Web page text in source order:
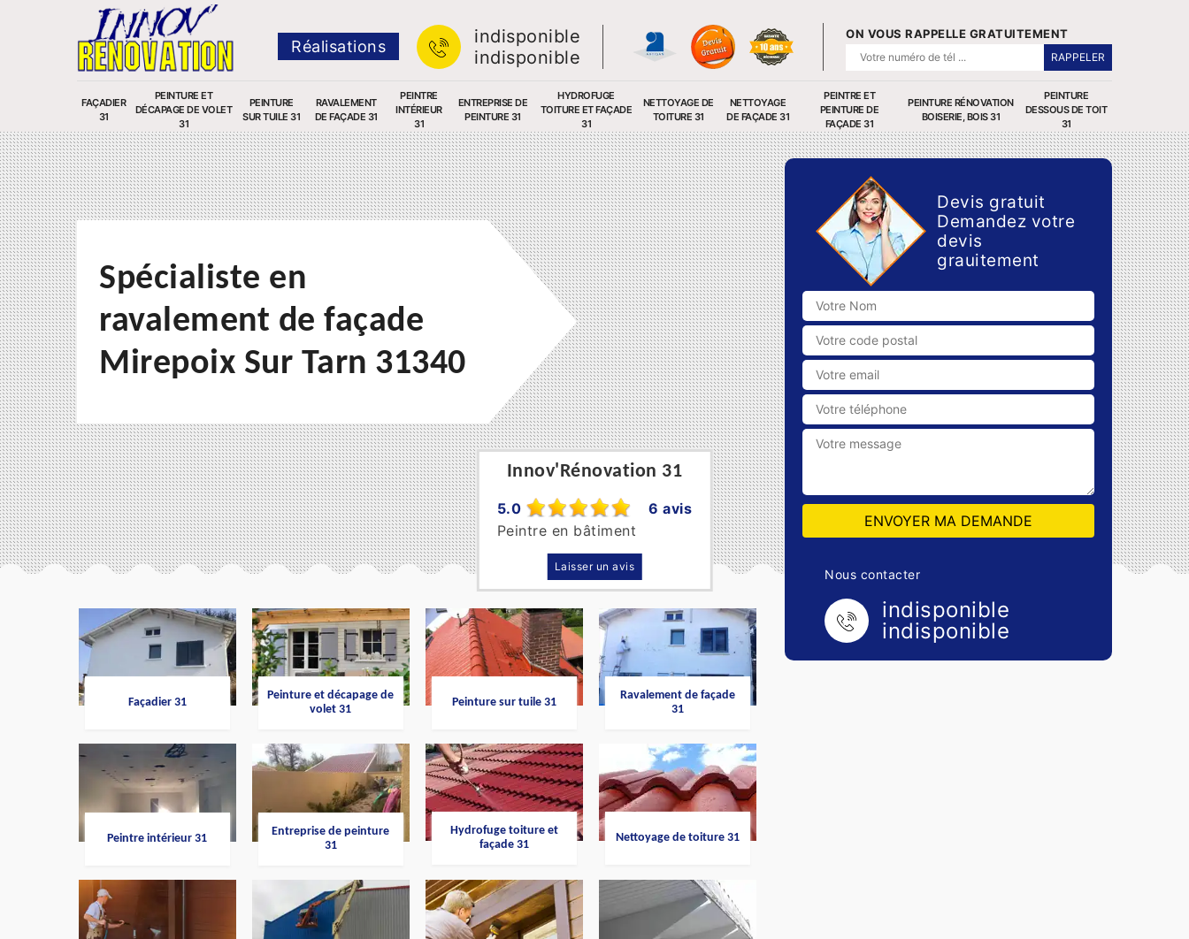
Réalisations
indisponible
indisponible
ON VOUS RAPPELLE GRATUITEMENT
FAÇADIER
31
PEINTURE ET
DÉCAPAGE DE VOLET
31
PEINTURE
SUR TUILE 31
RAVALEMENT
DE FAÇADE 31
PEINTRE
INTÉRIEUR
31
ENTREPRISE DE
PEINTURE 31
HYDROFUGE
TOITURE ET FAÇADE
31
NETTOYAGE DE
TOITURE 31
NETTOYAGE
DE FAÇADE 31
PEINTRE ET
PEINTURE DE
FAÇADE 31
PEINTURE RÉNOVATION
BOISERIE, BOIS 31
PEINTURE
DESSOUS DE TOIT
31
Innov'Rénovation 31
5.0
6 avis
Peintre en bâtiment
Laisser un avis
Spécialiste en
ravalement de façade
Mirepoix Sur Tarn 31340
Façadier 31
Peinture et décapage de
volet 31
Peinture sur tuile 31
Ravalement de façade
31
Peintre intérieur 31
Entreprise de peinture
31
Hydrofuge toiture et
façade 31
Nettoyage de toiture 31
Devis gratuit
Demandez votre
devis
grauitement
Nous contacter
indisponible
indisponible